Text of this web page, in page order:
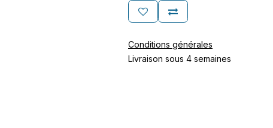
Conditions générales
Livraison sous 4 semaines